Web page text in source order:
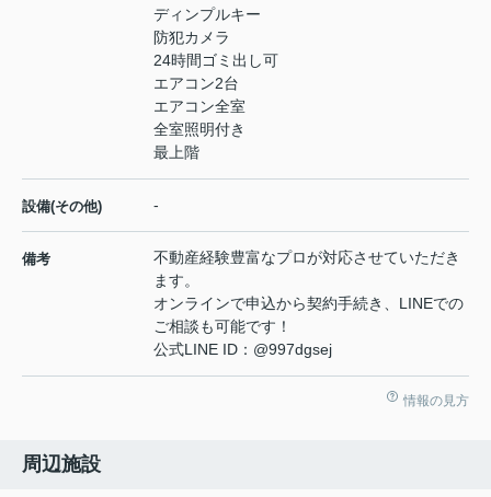
ディンプルキー
防犯カメラ
24時間ゴミ出し可
エアコン2台
エアコン全室
全室照明付き
最上階
設備(その他) -
備考
不動産経験豊富なプロが対応させていただき
ます。
オンラインで申込から契約手続き、LINEでの
ご相談も可能です！
公式LINE ID：@997dgsej
情報の見方
周辺施設